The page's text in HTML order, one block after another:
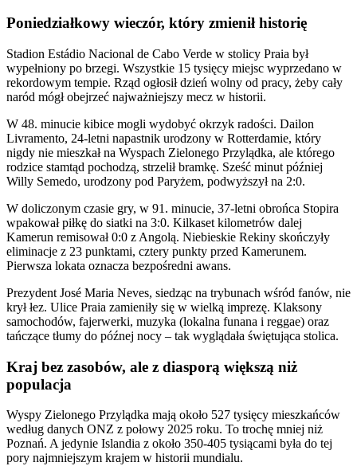
Poniedziałkowy wieczór, który zmienił historię
Stadion Estádio Nacional de Cabo Verde w stolicy Praia był
wypełniony po brzegi. Wszystkie 15 tysięcy miejsc wyprzedano w
rekordowym tempie. Rząd ogłosił dzień wolny od pracy, żeby cały
naród mógł obejrzeć najważniejszy mecz w historii.
W 48. minucie kibice mogli wydobyć okrzyk radości. Dailon
Livramento, 24-letni napastnik urodzony w Rotterdamie, który
nigdy nie mieszkał na Wyspach Zielonego Przylądka, ale którego
rodzice stamtąd pochodzą, strzelił bramkę. Sześć minut później
Willy Semedo, urodzony pod Paryżem, podwyższył na 2:0.
W doliczonym czasie gry, w 91. minucie, 37-letni obrońca Stopira
wpakował piłkę do siatki na 3:0. Kilkaset kilometrów dalej
Kamerun remisował 0:0 z Angolą. Niebieskie Rekiny skończyły
eliminacje z 23 punktami, cztery punkty przed Kamerunem.
Pierwsza lokata oznacza bezpośredni awans.
Prezydent José Maria Neves, siedząc na trybunach wśród fanów, nie
krył łez. Ulice Praia zamieniły się w wielką imprezę. Klaksony
samochodów, fajerwerki, muzyka (lokalna funana i reggae) oraz
tańczące tłumy do późnej nocy – tak wyglądała świętująca stolica.
Kraj bez zasobów, ale z diasporą większą niż
populacja
Wyspy Zielonego Przylądka mają około 527 tysięcy mieszkańców
według danych ONZ z połowy 2025 roku. To trochę mniej niż
Poznań. A jedynie Islandia z około 350-405 tysiącami była do tej
pory najmniejszym krajem w historii mundialu.